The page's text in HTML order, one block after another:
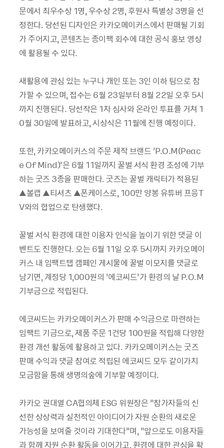
문에서 최우수상 1명, 우수상 2명, 후원사 특별상 3명을 선
정한다. 당선된 디자인은 카카오메이커스에서 판매될 기회
가 주어지고, 콘텐츠는 종이팩 회수에 대한 공식 홍보 영상
에 활용될 수 있다.
새활용에 관심 있는 누구나 개인 또는 3인 이하 팀으로 참
가할 수 있으며, 접수는 6월 23일부터 8월 22일 오후 5시
까지 진행된다. 당선작은 1차 심사와 온라인 투표를 거쳐 1
0월 30일에 발표하고, 시상식은 11월에 진행 예정이다.
또한, 카카오메이커스의 주문 제작 브랜드 ‘P.O.M(Peac
e Of Mind)’은 6월 11일까지 꿀벌 서식 환경 조성에 기부
하는 굿즈 3종을 판매한다. 굿즈는 꿀벌 캐릭터가 적용된
▲볼캡 ▲티셔츠 ▲폰케이스로, 100만 양봉 유튜버 프응T
V와의 협업으로 탄생했다.
꿀벌 서식 환경에 대한 이용자 인식을 높이기 위한 댓글 이
벤트도 진행한다. 오는 6월 11일 오후 5시까지 카카오메이
커스 내 임팩트탭 캠페인 게시물에 꿀벌 이모지를 댓글로
남기면, 계정당 1,000원의 ‘에코씨드’가 환경의 날 P.O.M
기부금으로 적립된다.
에코씨드는 카카오메이커스가 판매 수익금으로 마련하는
임팩트 기금으로, 제품 주문 1건당 100원을 적립해 다양한
환경 개선 활동에 활용하고 있다. 카카오메이커스는 굿즈
판매 수익과 댓글 참여로 적립된 에코씨드 모두 같이가치
모금함을 통해 생명의숲에 기부할 예정이다.
카카오 권대열 CA협의체 ESG 위원장은 “참가자들의 신
선한 상상력과 실천적인 아이디어가 자원 순환의 새로운
가능성을 보여줄 것이라 기대한다”며, “앞으로도 이용자들
과 함께 자원 순환 활동을 이어가고, 환경에 대한 관심을 확